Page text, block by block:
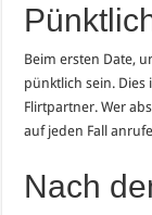
Beim ersten Date,
pünktlich sein. Dies
Flirtpartner. Wer
auf jeden Fall
Nach